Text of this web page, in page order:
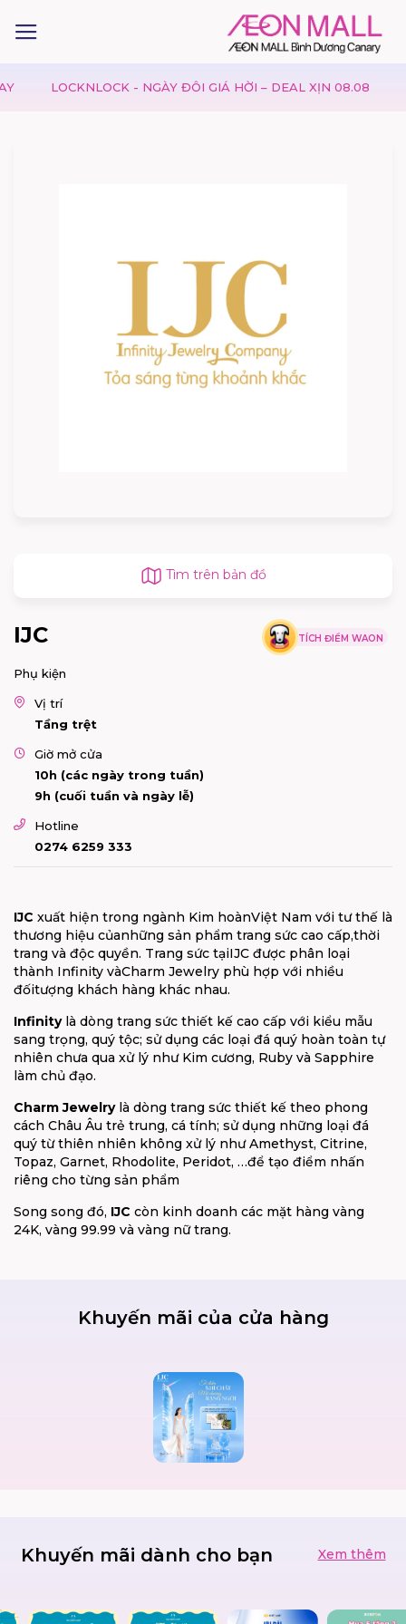
LOCKNLOCK - NGÀY ĐÔI GIÁ HỜI – DEAL XỊN 08.08 GAP
Tìm trên bản đồ
IJC
Phụ kiện
TÍCH ĐIỂM WAON
Vị trí
Tầng trệt
Giờ mở cửa
10h (các ngày trong tuần)
9h (cuối tuần và ngày lễ)
Hotline
0274 6259 333
IJC xuất hiện trong ngành Kim hoànViệt Nam với tư thế là
thương hiệu củanhững sản phẩm trang sức cao cấp,thời
trang và độc quyền. Trang sức tạiIJC được phân loại
thành Infinity vàCharm Jewelry phù hợp với nhiều
đốitượng khách hàng khác nhau.
Infinitylà dòng trang sức thiết kế cao cấp với kiểu mẫu
sang trọng, quý tộc; sử dụng các loại đá quý hoàn toàn tự
nhiên chưa qua xử lý như Kim cương, Ruby và Sapphire
làm chủ đạo.
Charm Jewelrylà dòng trang sức thiết kế theo phong
cách Châu Âu trẻ trung, cá tính; sử dụng những loại đá
quý từ thiên nhiên không xử lý như Amethyst, Citrine,
Topaz, Garnet, Rhodolite, Peridot, …để tạo điểm nhấn
riêng cho từng sản phẩm
Song song đó, IJC còn kinh doanh các mặt hàng vàng
24K, vàng 99.99 và vàng nữ trang.
Khuyến mãi của cửa hàng
Khuyến mãi dành cho bạn Xem thêm